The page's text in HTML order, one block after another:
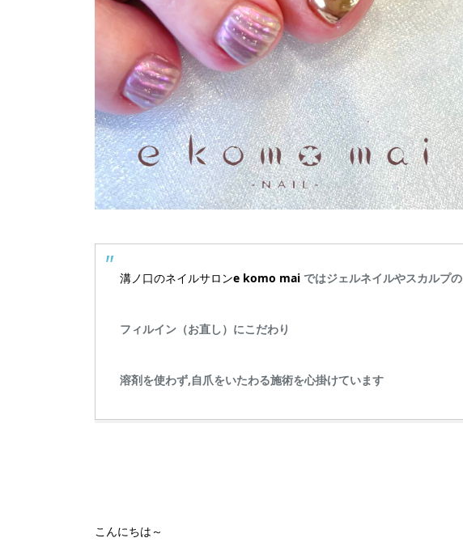
溝ノ口のネイルサロンe komo mai ではジェルネイルやスカルプの
フィルイン（お直し）にこだわり
溶剤を使わず,自爪をいたわる施術を心掛けています
こんにちは～